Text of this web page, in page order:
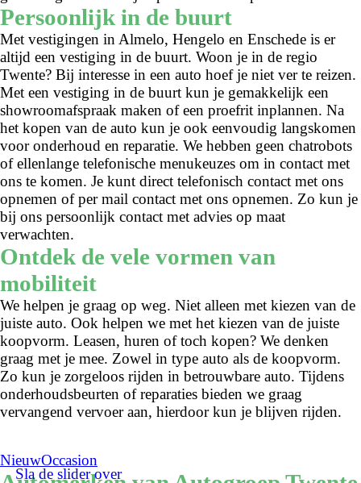
Persoonlijk in de buurt
Met vestigingen in Almelo, Hengelo en Enschede is er
altijd een vestiging in de buurt. Woon je in de regio
Twente? Bij interesse in een auto hoef je niet ver te reizen.
Met een vestiging in de buurt kun je gemakkelijk een
showroomafspraak maken of een proefrit inplannen. Na
het kopen van de auto kun je ook eenvoudig langskomen
voor onderhoud en reparatie. We hebben geen chatrobots
of ellenlange telefonische menukeuzes om in contact met
ons te komen. Je kunt direct telefonisch contact met ons
opnemen of per mail contact met ons opnemen. Zo kun je
bij ons persoonlijk contact met advies op maat
verwachten.
Ontdek de vele vormen van
mobiliteit
We helpen je graag op weg. Niet alleen met kiezen van de
juiste auto. Ook helpen we met het kiezen van de juiste
koopvorm. Leasen, huren of toch kopen? We denken
graag met je mee. Zowel in type auto als de koopvorm.
Zo kun je zorgeloos rijden in betrouwbare auto. Tijdens
onderhoudsbeurten of reparaties bieden we graag
vervangend vervoer aan, hierdoor kun je blijven rijden.
NieuwOccasion
Sla de slider over